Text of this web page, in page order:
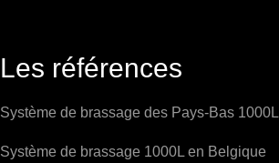
Les références
Système de brassage des Pays-Bas 1000L
Système de brassage 1000L en Belgique